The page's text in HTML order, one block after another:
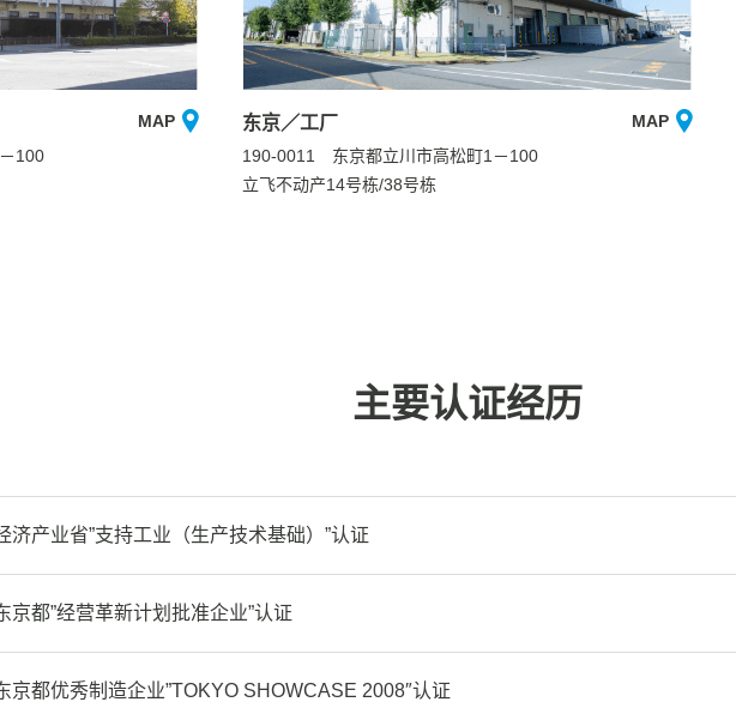
100
MAP 东京／工厂
190-0011 东京都立川市高松町1－100
立飞不动产14号栋/38号栋
MAP
主要认证经历
济产业省”支持工业（生产技术基础）”认证
京都”经营革新计划批准企业”认证
京都优秀制造企业”TOKYO SHOWCASE 2008″认证